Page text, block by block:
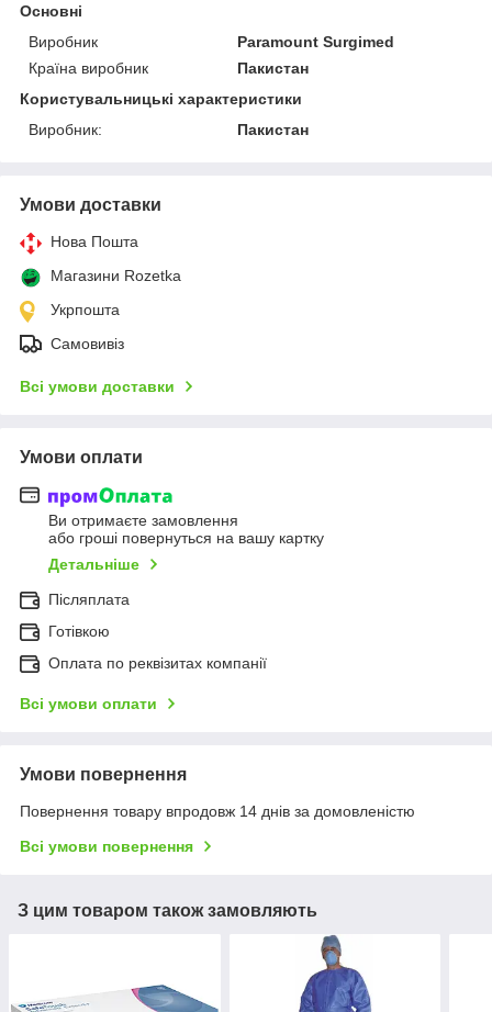
Основні
Виробник
Paramount Surgimed
Країна виробник
Пакистан
Користувальницькі характеристики
Виробник:
Пакистан
Умови доставки
Нова Пошта
Магазини Rozetka
Укрпошта
Самовивіз
Всі умови доставки
Умови оплати
Ви отримаєте замовлення
або гроші повернуться на вашу картку
Детальніше
Післяплата
Готівкою
Оплата по реквізитах компанії
Всі умови оплати
Умови повернення
Повернення товару впродовж 14 днів за домовленістю
Всі умови повернення
З цим товаром також замовляють